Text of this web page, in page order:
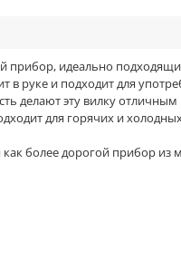
идеально
в руке и подходит для
делают эту вилку
для горячих и
более дорогой прибор из